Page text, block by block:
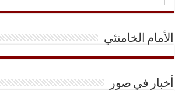
الأمام الخامنئي
أخبار في صور